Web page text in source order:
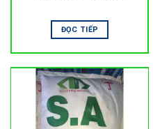
ĐỌC TIẾP